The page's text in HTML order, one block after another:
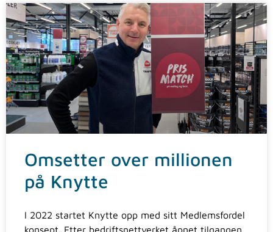
Omsetter over millionen
på Knytte
I 2022 startet Knytte opp med sitt Medlemsfordel
konsept. Etter bedriftsnettverket åpnet tilgangen